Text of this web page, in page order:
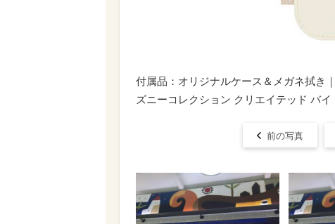
付属品：オリジナルケース＆メガネ拭き
ズニーコレクション クリエイテッド バイ
前の写真